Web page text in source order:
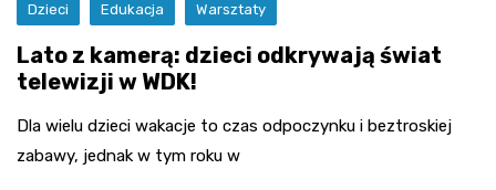
Dzieci Edukacja Warsztaty
Lato z kamerą: dzieci odkrywają świat
telewizji w WDK!
Dla wielu dzieci wakacje to czas odpoczynku i beztroskiej
zabawy, jednak w tym roku w